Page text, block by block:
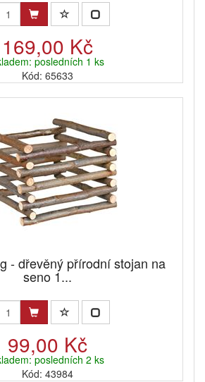
169,00 Kč
posledních 1 ks
Kód: 65633
- dřevěný přírodní stojan na
seno 1...
99,00 Kč
posledních 2 ks
Kód: 43984